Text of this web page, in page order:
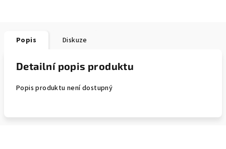
Popis Diskuze
Detailní popis produktu
Popis produktu není dostupný